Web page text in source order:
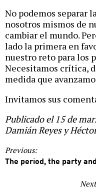
No podemos separar
nosotros mismos de
cambiar el mundo.
lado la primera en
nuestro reto para los
Necesitamos crítica,
medida que
Invitamos sus
Publicado el 15 de
Damián Reyes y
Previous:
The period, the party